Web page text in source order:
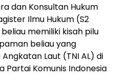
dan Konsultan Hukum
Ilmu Hukum (S2
memiliki kisah pilu
beliau yang
Laut (TNI AL) di
Partai Komunis Indonesia